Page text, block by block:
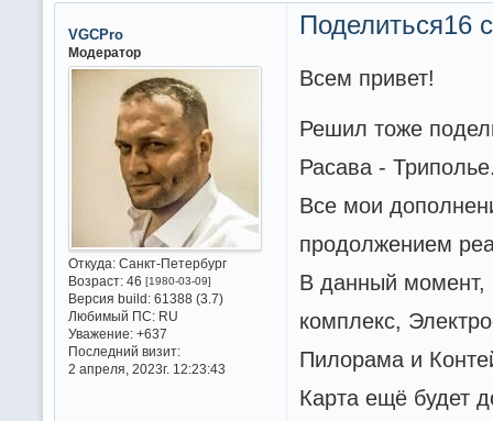
Поделиться16
VGCPro
Модератор
Откуда:Санкт-Петербург
Возраст:46 [1980-03-09]
Версия build:61388 (3.7)
Любимый ПС:RU
Уважение: +637
Последний визит:
2 апреля, 2023г. 12:23:43
Всем привет!
Решил тоже
Расава -
Все мои
продолжением
В данный момент,
комплекс,
Пилорама и
Карта ещё будет